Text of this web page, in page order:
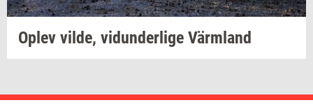
Oplev vilde, vi­dun­der­li­ge Värmland